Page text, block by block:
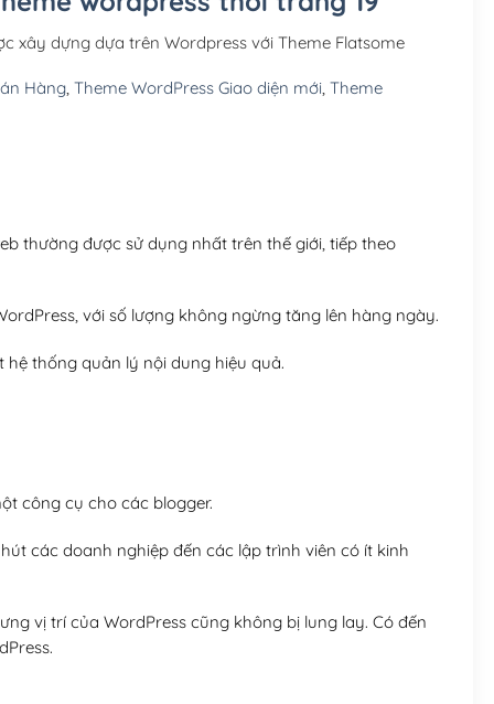
Hosting 3GB SSD (1
xây dựng dựa trên Wordpress với Theme Flatsome
Hàng, Theme WordPress Giao diện mới, Theme
thường được sử dụng nhất trên thế giới, tiếp theo
với số lượng không ngừng tăng lên hàng ngày.
thống quản lý nội dung hiệu quả.
công cụ cho các blogger.
các doanh nghiệp đến các lập trình viên có ít kinh
vị trí của WordPress cũng không bị lung lay. Có đến